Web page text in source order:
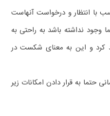
با انتظار و درخواست آنهاست
وجود نداشته باشد به راحتی به
کرد و این به معنای شکست در
حتما به قرار دادن امکانات زیر